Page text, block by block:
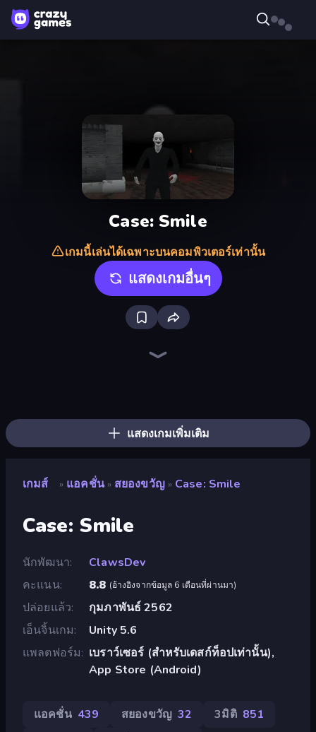
Case: Smile
เกมนี้เล่นได้เฉพาะบนคอมพิวเตอร์เท่านั้น
แสดงเกมอื่นๆ
แสดงเกมเพิ่มเติม
เกมส์ » แอคชั่น » สยองขวัญ » Case: Smile
Case: Smile
นักพัฒนา
ClawsDev
คะแนน
8.8 (อ้างอิงจากข้อมูล 6 เดือนที่ผ่านมา)
ปล่อยแล้ว
กุมภาพันธ์ 2562
เอ็นจิ้นเกม
Unity 5.6
แพลตฟอร์ม
เบราว์เซอร์ (สำหรับเดสก์ท็อปเท่านั้น),
App Store (Android)
แอคชั่น 439 สยองขวัญ 32 3มิติ 851